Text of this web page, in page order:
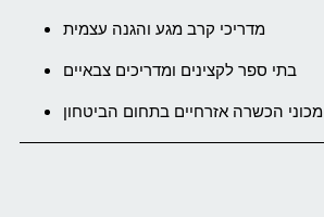
מדריכי קרב מגע והגנה עצמית
בתי ספר לקצינים ומדריכים צבאיים
מכוני הכשרה אזרחיים בתחום הביטחון